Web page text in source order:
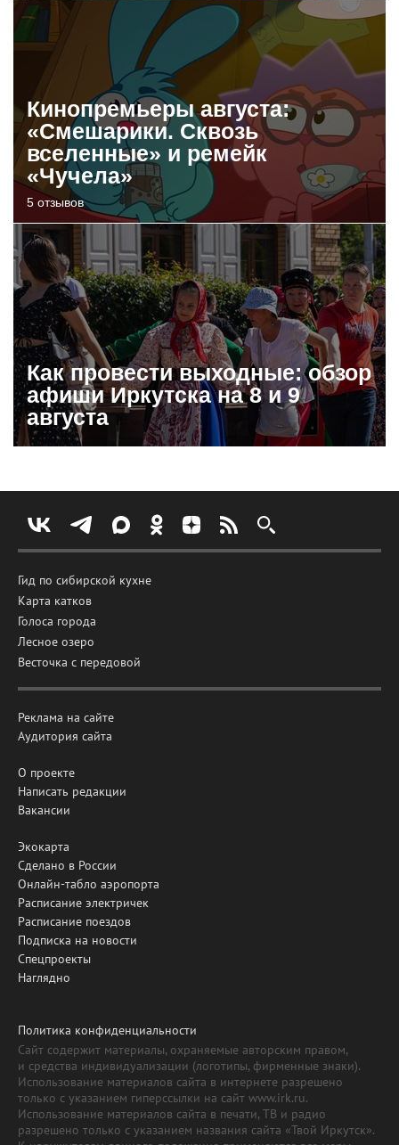
Кинопремьеры августа:
«Смешарики. Сквозь
вселенные» и ремейк
«Чучела»
5 отзывов
Как провести выходные: обзор
афиши Иркутска на 8 и 9
августа
Гид по сибирской кухне
Карта катков
Голоса города
Лесное озеро
Весточка с передовой
Реклама на сайте
Аудитория сайта
О проекте
Написать редакции
Вакансии
Экокарта
Сделано в России
Онлайн-табло аэропорта
Расписание электричек
Расписание поездов
Подписка на новости
Спецпроекты
Наглядно
Политика конфиденциальности
Сайт содержит материалы, охраняемые авторским правом,
и средства индивидуализации (логотипы, фирменные знаки).
Использование материалов сайта в интернете разрешено
только с указанием гиперссылки на сайт www.irk.ru.
Использование материалов сайта в печати, ТВ и радио
разрешено только с указанием названия сайта «Твой Иркутск».